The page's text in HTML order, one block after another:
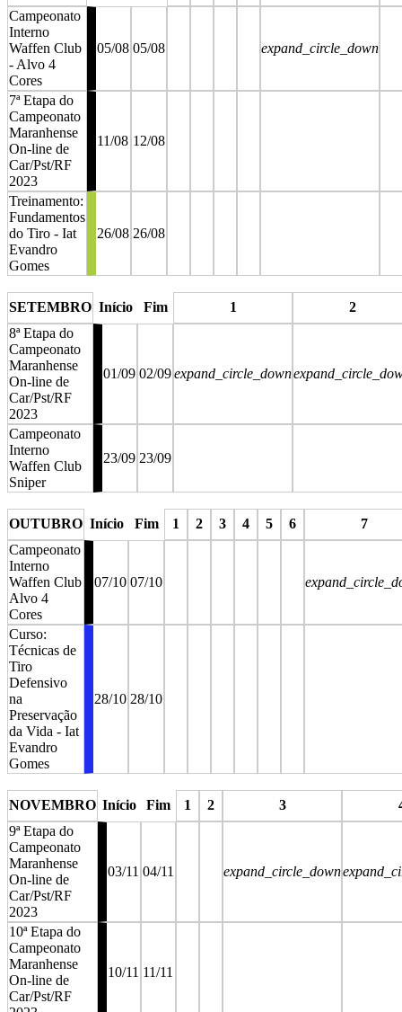
Campeonato
Interno
Waffen Club
- Alvo 4
Cores
05/08 05/08 expand_circle_down
7ª Etapa do
Campeonato
Maranhense
On-line de
Car/Pst/RF
2023
11/08 12/08
Treinamento:
Fundamentos
do Tiro - Iat
Evandro
Gomes
26/08 26/08
SETEMBRO Início Fim 1
2
8ª Etapa do
Campeonato
Maranhense
On-line de
Car/Pst/RF
2023
01/09 02/09expand_circle_down
Campeonato
Interno
Waffen Club
Sniper
23/09 23/09
OUTUBRO Início Fim 1 2 3 4 5 6
7
Campeonato
Interno
Waffen Club
Alvo 4
Cores
07/10 07/10
Curso:
Técnicas de
Tiro
Defensivo
na
Preservação
da Vida - Iat
Evandro
Gomes
28/10 28/10
NOVEMBRO Início Fim 1 2 3
9ª Etapa do
Campeonato
Maranhense
On-line de
Car/Pst/RF
2023
03/11 04/11 expand_circle_down
10ª Etapa do
Campeonato
Maranhense
On-line de
Car/Pst/RF
10/11 11/11